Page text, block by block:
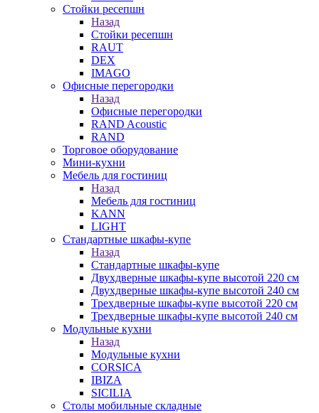
Стойки ресепшн
Назад
Стойки ресепшн
RAUT
DEX
IMAGO
Офисные перегородки
Назад
Офисные перегородки
RAND Acoustic
RAND
Торговое оборудование
Мини-кухни
Мебель для гостиниц
Назад
Мебель для гостиниц
KANN
LIGHT
Стандартные шкафы-купе
Назад
Стандартные шкафы-купе
Двухдверные шкафы-купе высотой 220 см
Двухдверные шкафы-купе высотой 240 см
Трехдверные шкафы-купе высотой 220 см
Трехдверные шкафы-купе высотой 240 см
Модульные кухни
Назад
Модульные кухни
CORSICA
IBIZA
SICILIA
Столы мобильные складные